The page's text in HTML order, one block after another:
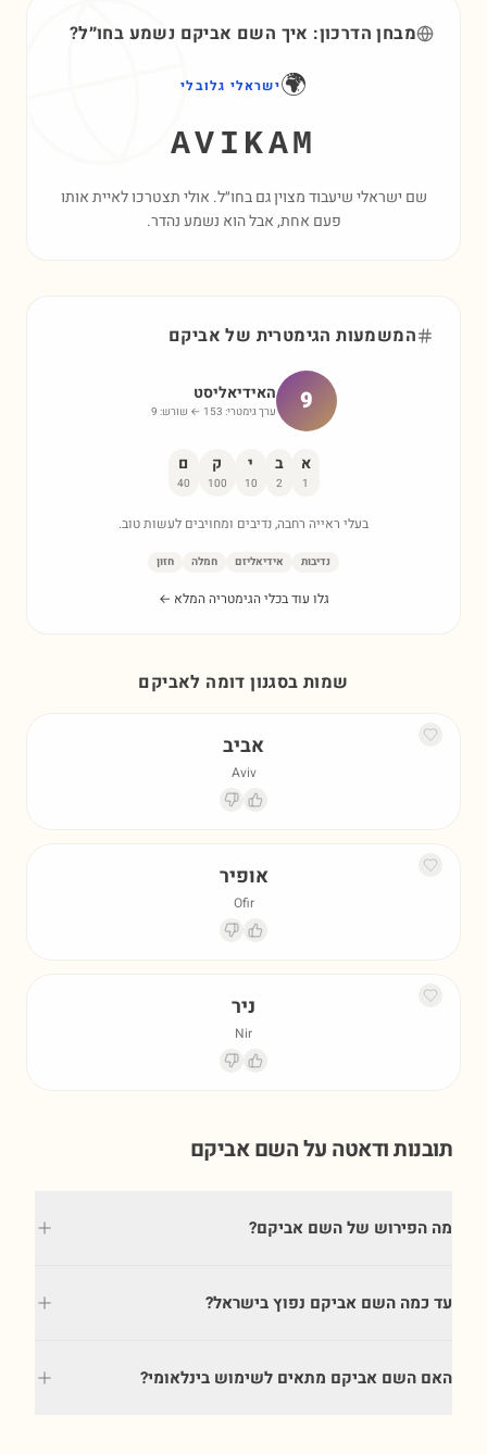
מבחן הדרכון: איך השם אביקם נשמע בחו״ל?
🌍ישראלי גלובלי
AVIKAM
שם ישראלי שיעבוד מצוין גם בחו״ל. אולי תצטרכו לאיית אותו
פעם אחת, אבל הוא נשמע נהדר.
המשמעות הגימטרית של אביקם
9 האידיאליסט
ערך גימטרי: 153 ← שורש: 9
א
1
ב
2
י
10
ק
100
ם
40
בעלי ראייה רחבה, נדיבים ומחויבים לעשות טוב.
נדיבות אידיאליזם חמלה חזון
גלו עוד בכלי הגימטריה המלא ←
שמות בסגנון דומה לאביקם
אביב
Aviv
אופיר
Ofir
ניר
Nir
תובנות ודאטה על השםאביקם
מה הפירוש של השם אביקם?
עד כמה השם אביקם נפוץ בישראל?
האם השם אביקם מתאים לשימוש בינלאומי?